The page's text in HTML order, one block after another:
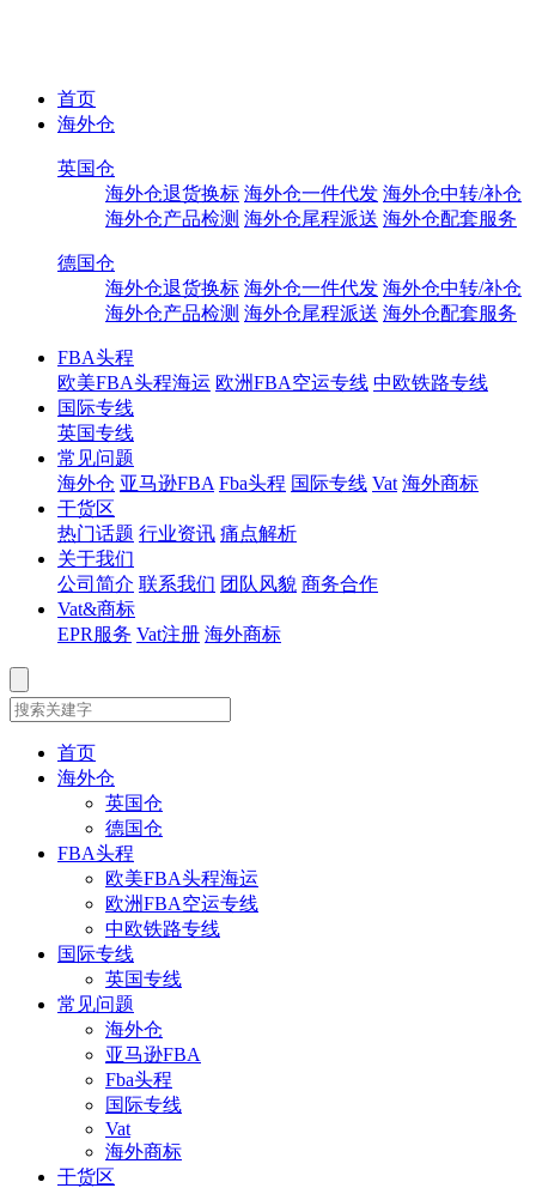
首页
海外仓
英国仓
海外仓退货换标 海外仓一件代发 海外仓中转/补仓
海外仓产品检测 海外仓尾程派送 海外仓配套服务
德国仓
海外仓退货换标 海外仓一件代发 海外仓中转/补仓
海外仓产品检测 海外仓尾程派送 海外仓配套服务
FBA头程
欧美FBA头程海运 欧洲FBA空运专线 中欧铁路专线
国际专线
英国专线
常见问题
海外仓 亚马逊FBA Fba头程 国际专线 Vat 海外商标
干货区
热门话题 行业资讯 痛点解析
关于我们
公司简介 联系我们 团队风貌 商务合作
Vat&商标
EPR服务 Vat注册 海外商标
首页
海外仓
英国仓
德国仓
FBA头程
欧美FBA头程海运
欧洲FBA空运专线
中欧铁路专线
国际专线
英国专线
常见问题
海外仓
亚马逊FBA
Fba头程
国际专线
Vat
海外商标
干货区